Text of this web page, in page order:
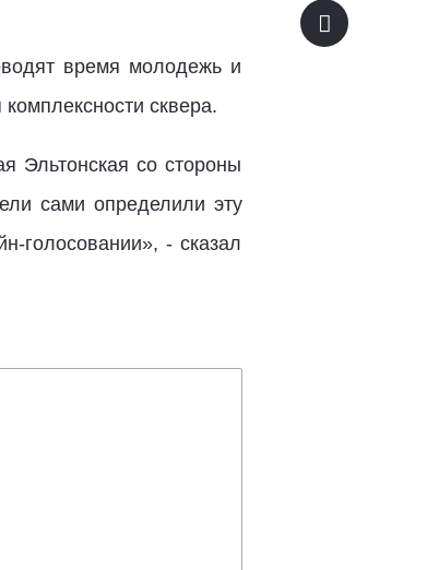
время молодежь и
сквера.
Эльтонская со стороны
сами определили эту
голосовании», - сказал